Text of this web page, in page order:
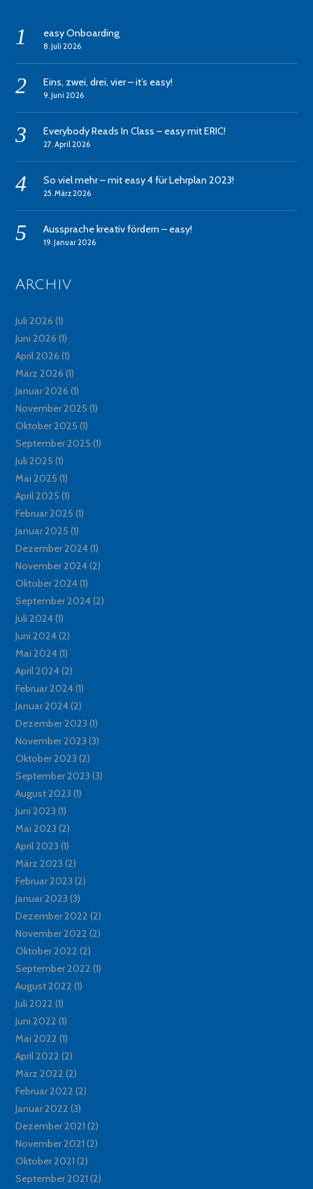
easy Onboarding
8. Juli 2026
Eins, zwei, drei, vier – it’s easy!
9. Juni 2026
Everybody Reads In Class – easy mit ERIC!
27. April 2026
So viel mehr – mit easy 4 für Lehrplan 2023!
25. März 2026
Aussprache kreativ fördern – easy!
19. Januar 2026
Archiv
Juli 2026 (1)
Juni 2026 (1)
April 2026 (1)
März 2026 (1)
Januar 2026 (1)
November 2025 (1)
Oktober 2025 (1)
September 2025 (1)
Juli 2025 (1)
Mai 2025 (1)
April 2025 (1)
Februar 2025 (1)
Januar 2025 (1)
Dezember 2024(1)
November 2024(2)
Oktober 2024(1)
September 2024(2)
Juli 2024(1)
Juni 2024(2)
Mai 2024(1)
April 2024(2)
Februar 2024(1)
Januar 2024(2)
Dezember 2023 (1)
November 2023 (3)
Oktober 2023 (2)
September 2023 (3)
August 2023 (1)
Juni 2023 (1)
Mai 2023 (2)
April 2023 (1)
März 2023 (2)
Februar 2023 (2)
Januar 2023 (3)
Dezember 2022 (2)
November 2022 (2)
Oktober 2022 (2)
September 2022 (1)
August 2022 (1)
Juli 2022 (1)
Juni 2022 (1)
Mai 2022 (1)
April 2022 (2)
März 2022 (2)
Februar 2022 (2)
Januar 2022 (3)
Dezember 2021 (2)
November 2021 (2)
Oktober 2021 (2)
September 2021 (2)